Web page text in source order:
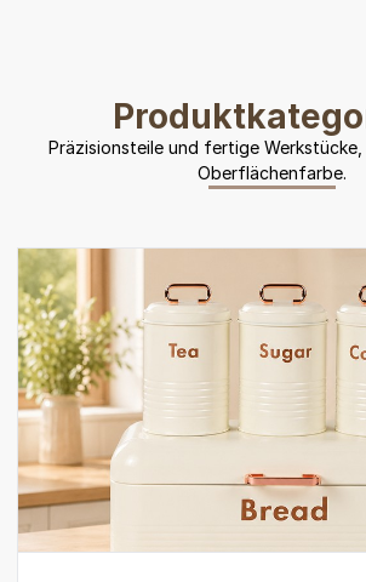
Präzisionsteile und fertige
Oberflächenfarbe.